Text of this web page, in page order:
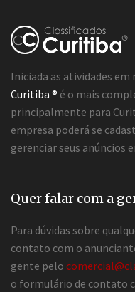
Iniciada as atividades em
Curitiba ® é o mais
principalmente para
empresa poderá se
gerenciar seus anúncios
Quer falar com a
Para dúvidas sobre
contato com o
gente pelo
o formulário de contato